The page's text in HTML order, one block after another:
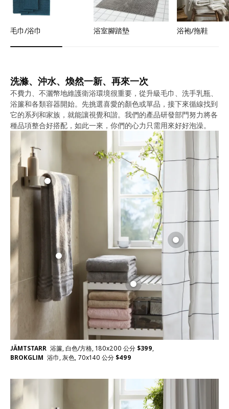
毛巾/浴巾 浴室腳踏墊 浴袍/拖鞋
洗滌、沖水、煥然一新、再來一次
不費力、不灑幣地維護衛浴環境很重要，從升級毛巾、洗手乳瓶、
浴簾和各類容器開始。先挑選喜愛的顏色或單品，接下來循線找到
它的系列和家族，就能讓視覺和諧。我們的產品研發部門努力將各
種品項整合好搭配，如此一來，你們的心力只需用來好好泡澡。
JÄMTSTARR 浴簾, 白色/方格, 180x200 公分 $399,
BROKGLIM 浴巾, 灰色, 70x140 公分 $499